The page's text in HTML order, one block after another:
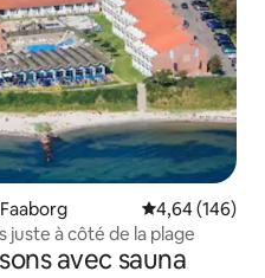
Évaluation
4,64 (146)
juste à côté de la plage
avec sauna